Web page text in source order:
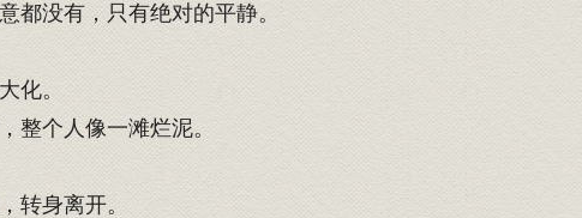
没有，只有绝对的平静。
化。
个人像一滩烂泥。
转身离开。